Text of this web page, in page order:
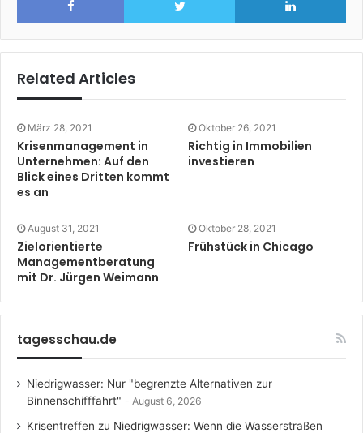
Related Articles
März 28, 2021
Krisenmanagement in
Unternehmen: Auf den
Blick eines Dritten kommt
es an
Oktober 26, 2021
Richtig in Immobilien
investieren
August 31, 2021
Zielorientierte
Managementberatung
mit Dr. Jürgen Weimann
Oktober 28, 2021
Frühstück in Chicago
tagesschau.de
Niedrigwasser: Nur "begrenzte Alternativen zur
Binnenschifffahrt"
August 6, 2026
Krisentreffen zu Niedrigwasser: Wenn die Wasserstraßen